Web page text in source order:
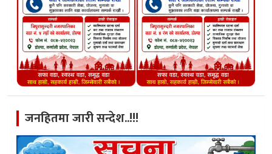
जनहितमा जारी सन्देश..!!!